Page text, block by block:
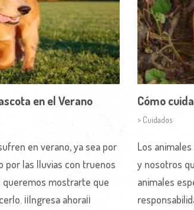
en el Verano
en verano, ya sea por
por las lluvias con truenos
mostrarte que
¡¡Ingresa ahora¡¡
Cómo
> Cuidados
Los
y nosotros
animales